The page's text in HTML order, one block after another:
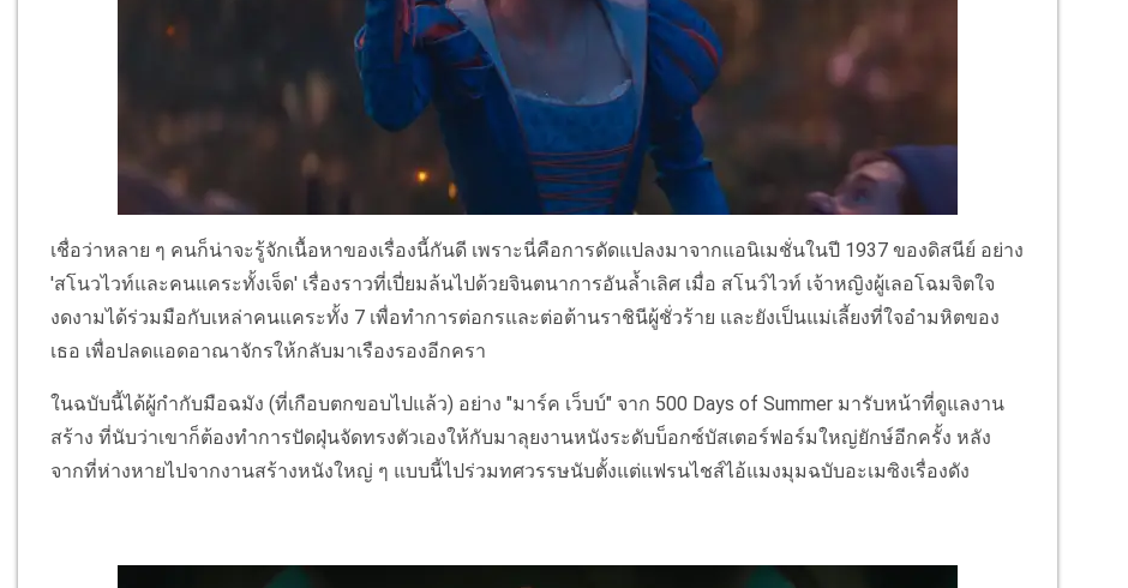
เชื่อว่าหลาย ๆ คนก็น่าจะรู้จักเนื้อหาของเรื่องนี้กันดี เพราะนี่คือการดัดแปลงมาจากแอนิเมชั่นในปี 1937 ของดิสนีย์ อย่าง
'สโนวไวท์และคนแคระทั้งเจ็ด' เรื่องราวที่เปี่ยมล้นไปด้วยจินตนาการอันล้ำเลิศ เมื่อ สโนว์ไวท์ เจ้าหญิงผู้เลอโฉมจิตใจ
งดงามได้ร่วมมือกับเหล่าคนแคระทั้ง 7 เพื่อทำการต่อกรและต่อต้านราชินีผู้ชั่วร้าย และยังเป็นแม่เลี้ยงที่ใจอำมหิตของ
เธอ เพื่อปลดแอดอาณาจักรให้กลับมาเรืองรองอีกครา
ในฉบับนี้ได้ผู้กำกับมือฉมัง (ที่เกือบตกขอบไปแล้ว) อย่าง "มาร์ค เว็บบ์" จาก 500 Days of Summer มารับหน้าที่ดูแลงาน
สร้าง ที่นับว่าเขาก็ต้องทำการปัดฝุ่นจัดทรงตัวเองให้กับมาลุยงานหนังระดับบ็อกซ์บัสเตอร์ฟอร์มใหญ่ยักษ์อีกครั้ง หลัง
จากที่ห่างหายไปจากงานสร้างหนังใหญ่ ๆ แบบนี้ไปร่วมทศวรรษนับตั้งแต่แฟรนไชส์ไอ้แมงมุมฉบับอะเมซิงเรื่องดัง